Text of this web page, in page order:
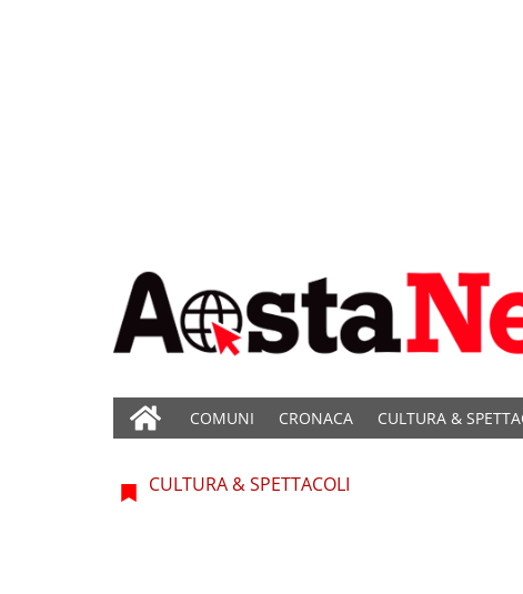
COMUNI CRONACA CULTURA &
CULTURA & SPETTACOLI